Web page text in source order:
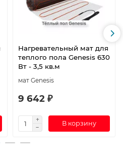
Нагревательный мат для
теплого пола Genesis 630
Вт - 3,5 кв.м
мат Genesis
9 642 ₽
В корзину